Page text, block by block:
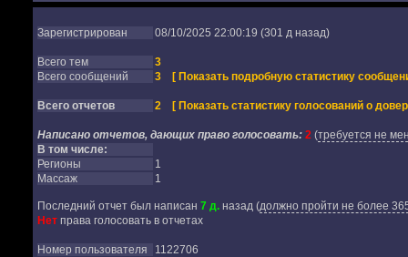
Зарегистрирован 08/10/2025 22:00:19 (301 д назад)
Всего тем
3
Всего сообщений
3 [ Показать подробную статистику
Всего отчетов 2 [ Показать статистику голосований о
Написано отчетов, дающих право голосовать: 2(требуется не
В том числе:
Регионы
1
Массаж
1
Последний отчет был написан 7 д.назад(должно пройти не более
Нетправа голосовать в отчетах
Номер пользователя 1122706